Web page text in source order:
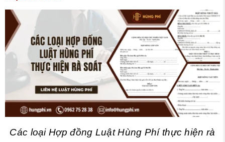
Các loại Hợp đồng Luật Hùng Phí thực hiện rà